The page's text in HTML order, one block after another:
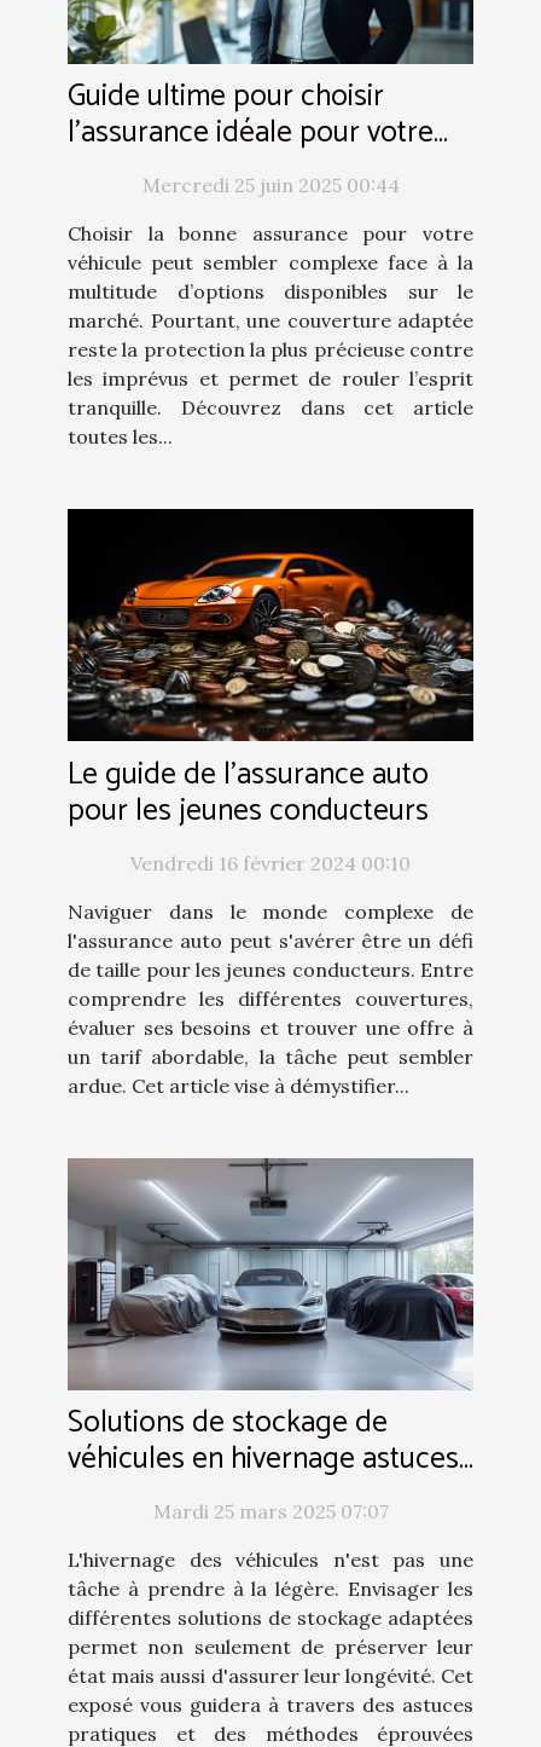
Guide ultime pour choisir
l'assurance idéale pour votre
véhiculeMercredi 25 juin 2025 00:44
Choisir la bonne assurance pour votre
véhicule peut sembler complexe face à la
multitude d’options disponibles sur le
marché. Pourtant, une couverture adaptée
reste la protection la plus précieuse contre
les imprévus et permet de rouler l’esprit
tranquille. Découvrez dans cet article
toutes les...
Le guide de l'assurance auto
pour les jeunes conducteurs
Vendredi 16 février 2024 00:10
Naviguer dans le monde complexe de
l'assurance auto peut s'avérer être un défi
de taille pour les jeunes conducteurs. Entre
comprendre les différentes couvertures,
évaluer ses besoins et trouver une offre à
un tarif abordable, la tâche peut sembler
ardue. Cet article vise à démystifier...
Solutions de stockage de
véhicules en hivernage astuces
pour préserver leur état
Mardi 25 mars 2025 07:07
L'hivernage des véhicules n'est pas une
tâche à prendre à la légère. Envisager les
différentes solutions de stockage adaptées
permet non seulement de préserver leur
état mais aussi d'assurer leur longévité. Cet
exposé vous guidera à travers des astuces
pratiques et des méthodes éprouvées